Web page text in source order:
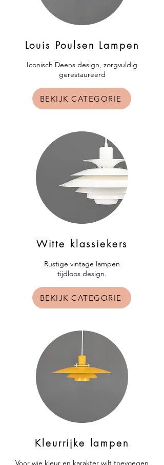
Louis Poulsen Lampen
​Iconisch Deens design, zorgvuldig
gerestaureerd
BEKIJK CATEGORIE
Witte klassiekers
Rustige vintage lampen
tijdloos design.
BEKIJK CATEGORIE
Kleurrijke lampen